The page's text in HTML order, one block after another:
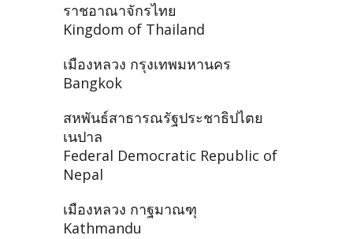
ราชอาณาจักรไทย
Kingdom of Thailand
เมืองหลวง กรุงเทพมหานคร
Bangkok
สหพันธ์สาธารณรัฐประชาธิปไตย
เนปาล
Federal Democratic Republic of
Nepal
เมืองหลวง กาฐมาณฑุ
Kathmandu